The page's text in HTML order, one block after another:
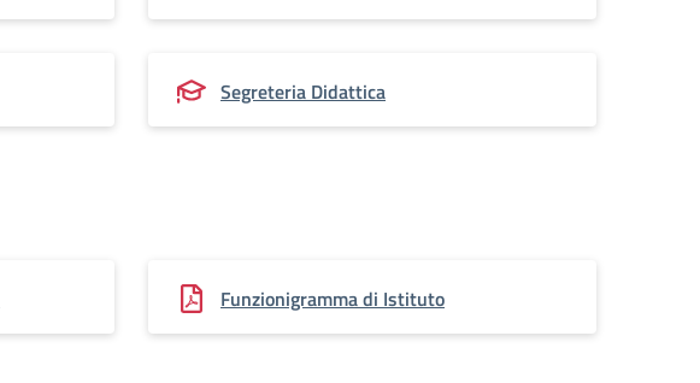
Segreteria Didattica
Funzionigramma di Istituto